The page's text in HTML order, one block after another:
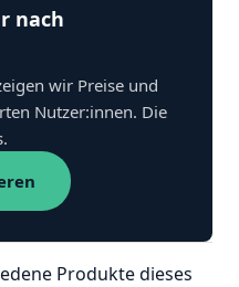
nach
wir Preise und
Nutzer:innen. Die
Produkte dieses